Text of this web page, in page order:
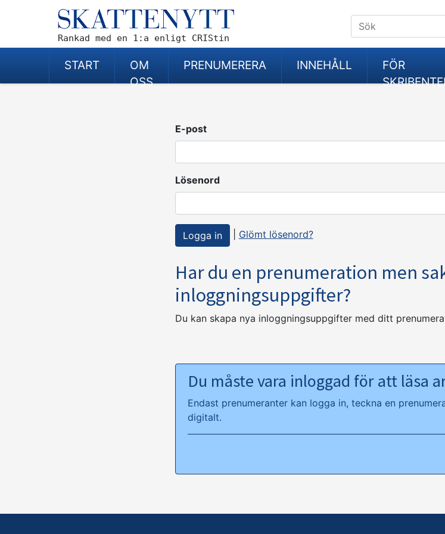
Rankad med en 1:a enligt CRIStin
START
OM
OSS
PRENUMERERA INNEHÅLL
FÖR
E-post
Lösenord
Glömt lösenord?
Har du en prenumeration men
inloggningsuppgifter?
Du kan skapa nya inloggningsuppgifter med ditt
Du måste vara inloggad för att läsa
Endast prenumeranter kan logga in, teckna en
digitalt.